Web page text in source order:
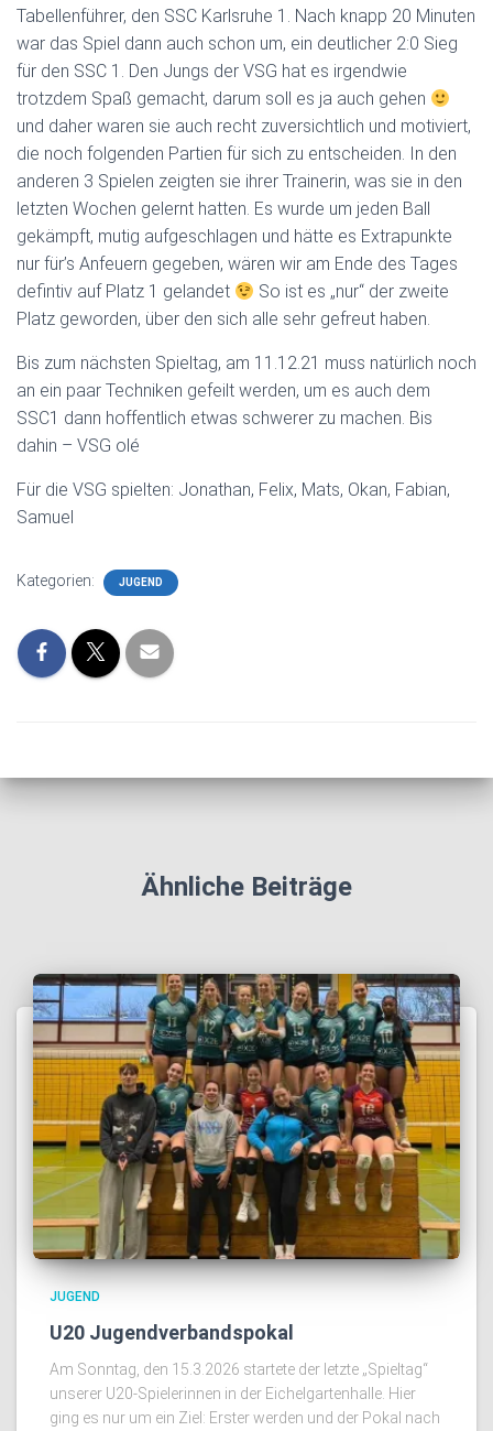
Tabellenführer, den SSC Karlsruhe 1. Nach knapp 20 Minuten
war das Spiel dann auch schon um, ein deutlicher 2:0 Sieg
für den SSC 1. Den Jungs der VSG hat es irgendwie
trotzdem Spaß gemacht, darum soll es ja auch gehen
und daher waren sie auch recht zuversichtlich und motiviert,
die noch folgenden Partien für sich zu entscheiden. In den
anderen 3 Spielen zeigten sie ihrer Trainerin, was sie in den
letzten Wochen gelernt hatten. Es wurde um jeden Ball
gekämpft, mutig aufgeschlagen und hätte es Extrapunkte
nur für’s Anfeuern gegeben, wären wir am Ende des Tages
defintiv auf Platz 1 gelandet
So ist es „nur“ der zweite
Platz geworden, über den sich alle sehr gefreut haben.
Bis zum nächsten Spieltag, am 11.12.21 muss natürlich noch
an ein paar Techniken gefeilt werden, um es auch dem
SSC1 dann hoffentlich etwas schwerer zu machen. Bis
dahin – VSG olé
Für die VSG spielten: Jonathan, Felix, Mats, Okan, Fabian,
Samuel
Kategorien: JUGEND
Ähnliche Beiträge
JUGEND
U20 Jugendverbandspokal
Am Sonntag, den 15.3.2026 startete der letzte „Spieltag“
unserer U20-Spielerinnen in der Eichelgartenhalle. Hier
ging es nur um ein Ziel: Erster werden und der Pokal nach